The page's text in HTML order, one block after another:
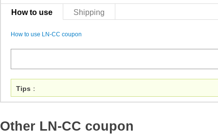
How to use Shipping
How to use LN-CC coupon
Tips ：
Other LN-CC coupon